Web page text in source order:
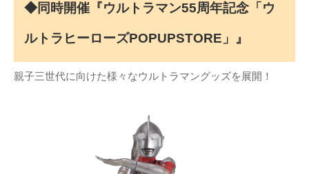
◆同時開催『ウルトラマン55周年記念「ウ
ルトラヒーローズPOPUPSTORE」』
親子三世代に向けた様々なウルトラマングッズを展開！